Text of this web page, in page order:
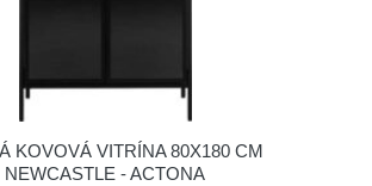
KOVOVÁ VITRÍNA 80X180 CM
NEWCASTLE - ACTONA